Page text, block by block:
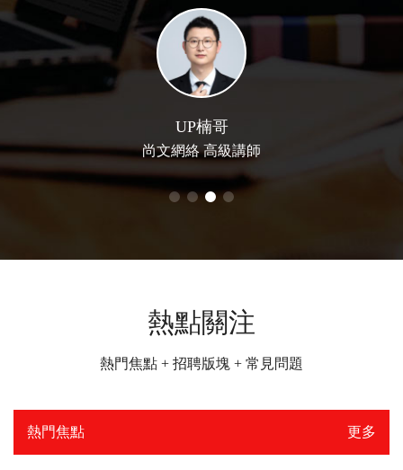
UP楠哥
尚文網絡 高級講師
熱點關注
熱門焦點 + 招聘版塊 + 常見問題
熱門焦點 更多